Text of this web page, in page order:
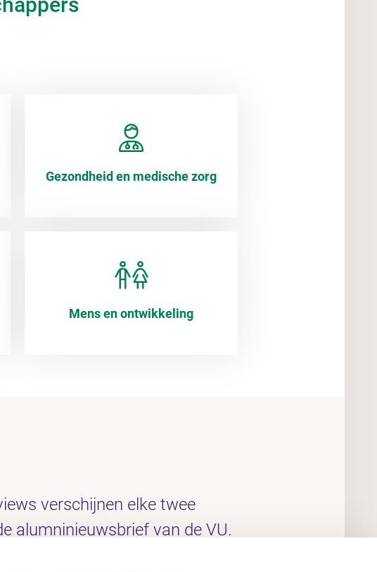
Gezondheid en medische zorg
Mens en ontwikkeling
verschijnen elke twee
alumninieuwsbrief van de VU.